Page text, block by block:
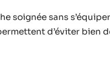
soignée sans
d’éviter bien